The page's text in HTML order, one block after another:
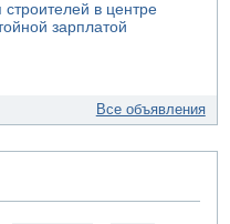
строителей в центре
зарплатой
Все объявления